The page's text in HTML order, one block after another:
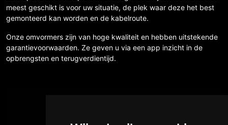
meest geschikt is voor uw situatie, de plek waar deze het best
gemonteerd kan worden en de kabelroute.
Onze omvormers zijn van hoge kwaliteit en hebben uitstekende
garantievoorwaarden. Ze geven u via een app inzicht in de
opbrengsten en terugverdientijd.